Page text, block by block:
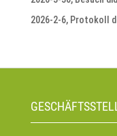
2026-2-6, Protokoll